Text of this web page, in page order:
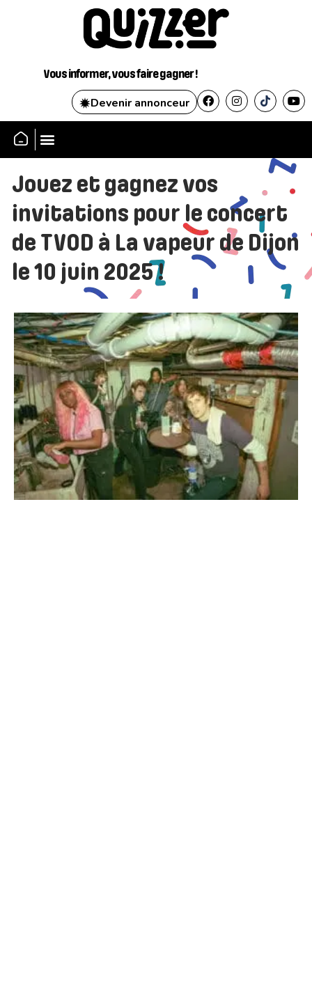
Vous informer, vous faire gagner !
Devenir annonceur
Jouez et gagnez vos
invitations pour le concert
de TVOD à La vapeur de Dijon
le 10 juin 2025 !